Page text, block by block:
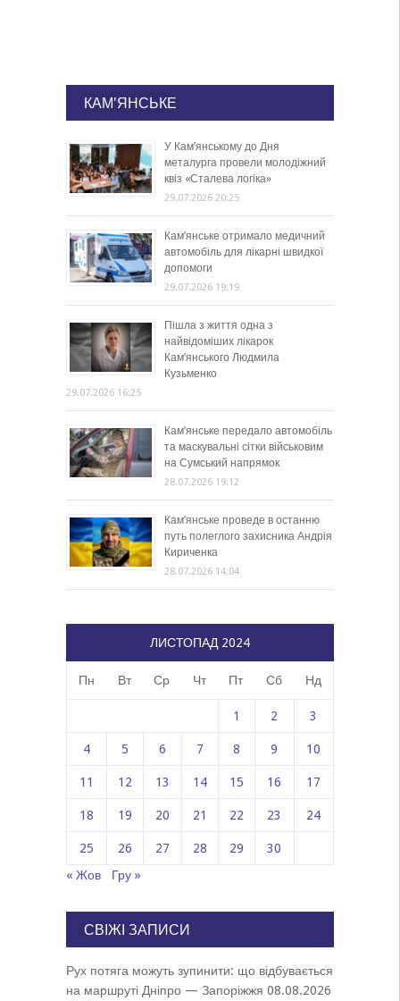
КАМ'ЯНСЬКЕ
У Кам’янському до Дня
металурга провели молодіжний
квіз «Сталева логіка»
29.07.2026 20:25
Кам’янське отримало медичний
автомобіль для лікарні швидкої
допомоги
29.07.2026 19:19
Пішла з життя одна з
найвідоміших лікарок
Кам’янського Людмила
Кузьменко
29.07.2026 16:25
Кам’янське передало автомобіль
та маскувальні сітки військовим
на Сумський напрямок
28.07.2026 19:12
Кам’янське проведе в останню
путь полеглого захисника Андрія
Кириченка
28.07.2026 14:04
ЛИСТОПАД 2024
Пн Вт Ср Чт Пт Сб Нд
1 2 3
4 5 6 7 8 9 10
11 12 13 14 15 16 17
18 19 20 21 22 23 24
25 26 27 28 29
30
« Жов
Гру »
СВІЖІ ЗАПИСИ
Рух потяга можуть зупинити: що відбувається
на маршруті Дніпро — Запоріжжя 08.08.2026